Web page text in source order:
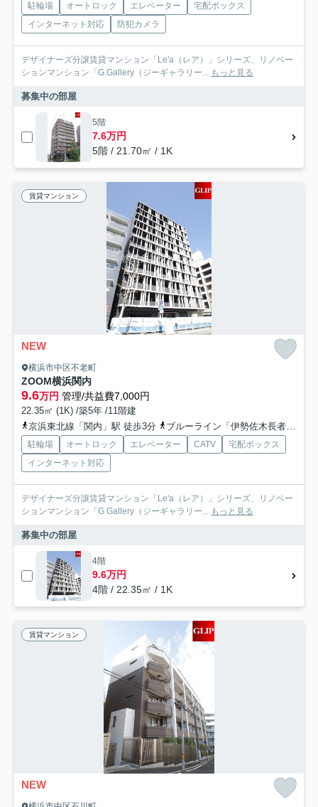
駐輪場 オートロック エレベーター
宅配ボックス
インターネット対応
防犯カメラ
デザイナーズ分譲賃貸マンション「Le'a（レア）」シリーズ、リノベー
ションマンション「G.Gallery（ジーギャラリー... もっと見る
募集中の部屋
5階
7.6万円
5階 / 21.70㎡ / 1K
賃貸マンション
NEW
横浜市中区不老町
ZOOM横浜関内
9.6万円 管理/共益費7,000円
22.35㎡ (1K) /築5年 /11階建
京浜東北線「関内」駅 徒歩3分
ブルーライン「伊勢佐木長者町」駅 徒歩5分
駐輪場 オートロック エレベーター CATV
宅配ボックス
インターネット対応
デザイナーズ分譲賃貸マンション「Le'a（レア）」シリーズ、リノベー
ションマンション「G.Gallery（ジーギャラリー... もっと見る
募集中の部屋
4階
9.6万円
4階 / 22.35㎡ / 1K
賃貸マンション
NEW